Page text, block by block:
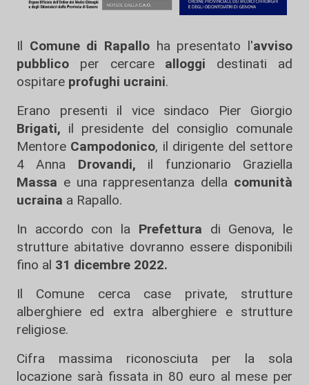
Il Comune di Rapallo ha presentato l'avviso
pubblico per cercarealloggi destinati ad
ospitare profughi ucraini.
Erano presenti il vice sindaco Pier Giorgio
Brigati, il presidente del consiglio comunale
Mentore Campodonico, il dirigente del settore
4 Anna Drovandi, il funzionario Graziella
Massa e una rappresentanza della comunità
ucraina a Rapallo.
In accordo con la Prefettura di Genova, le
strutture abitative dovranno essere disponibili
fino al 31 dicembre 2022.
Il Comune cerca case private, strutture
alberghiere ed extra alberghiere e strutture
religiose.
Cifra massima riconosciuta per la sola
locazione sarà fissata in 80 euro al mese per